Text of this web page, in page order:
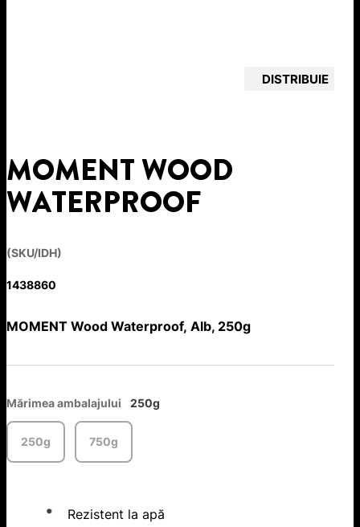
DISTRIBUIE
MOMENT WOOD
WATERPROOF
(SKU/IDH)
1438860
MOMENT Wood Waterproof, Alb, 250g
Mărimea ambalajului 250g
250g 750g
Rezistent la apă